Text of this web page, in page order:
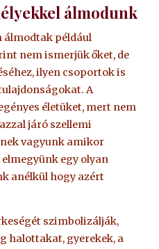
álmodunk
álmodtak például
nem ismerjük őket, de
ilyen csoportok is
A
életüket, mert nem
járó szellemi
vagyunk amikor
elmegyünk egy olyan
anélkül hogy azért
szimbolizálják,
halottakat, gyerekek, a